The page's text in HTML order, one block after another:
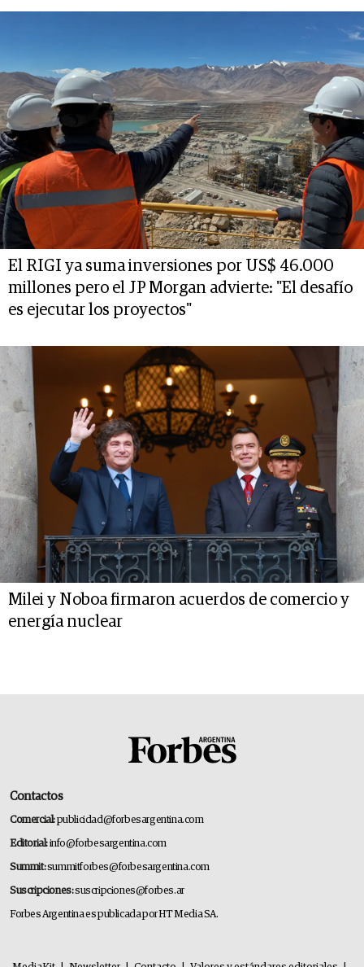
El RIGI ya suma inversiones por US$ 46.000
millones pero el JP Morgan advierte: "El desafío
es ejecutar los proyectos"
Milei y Noboa firmaron acuerdos de comercio y
energía nuclear
Contactos
Comercial:publicidad@forbesargentina.com
Editorial:info@forbesargentina.com
Summit:summitforbes@forbesargentina.com
Suscripciones:suscripciones@forbes.ar
Forbes Argentina es publicada por HT Media SA.